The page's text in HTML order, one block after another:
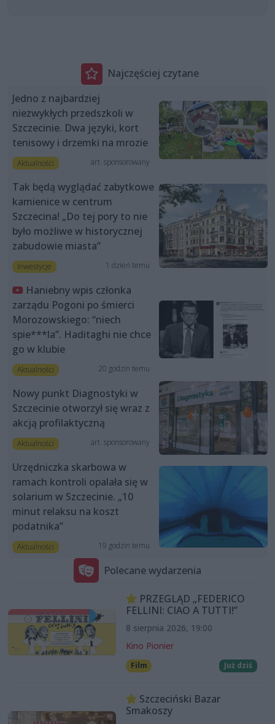
Najczęściej czytane
Jedno z najbardziej
niezwykłych przedszkoli w
Szczecinie. Dwa języki, kort
tenisowy i drzemki na mrozie
Aktualności art. sponsorowany
Tak będą wyglądać zabytkowe
kamienice w centrum
Szczecina! „Do tej pory to nie
było możliwe w historycznej
zabudowie miasta”
Inwestycje 1 dzień temu
Haniebny wpis członka
zarządu Pogoni po śmierci
Morozowskiego: “niech
spie***la”. Haditaghi nie chce
go w klubie
Aktualności 20 godzin temu
Nowy punkt Diagnostyki w
Szczecinie otworzył się wraz z
akcją profilaktyczną
Aktualności art. sponsorowany
Urzędniczka skarbowa w
ramach kontroli opalała się w
solarium w Szczecinie. „10
minut relaksu na koszt
podatnika”
Aktualności 19 godzin temu
Polecane wydarzenia
PRZEGLĄD „FEDERICO
FELLINI: CIAO A TUTTI!”
8 sierpnia 2026, 19:00
Kino Pionier
Film Już dziś
Szczeciński Bazar
Smakoszy